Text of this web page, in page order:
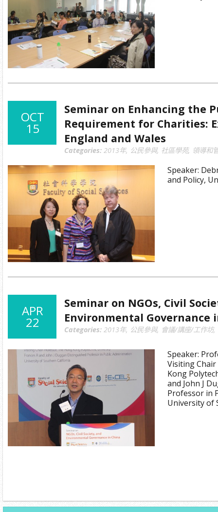
OCT
15
Seminar on Enhancing the
Requirement for Charities:
England and Wales
Categories: 2013年, 公民參與, 社區學苑, 領導和
Speaker:
and Policy,
APR
22
Seminar on NGOs, Civil
Environmental Governance
Categories: 2013年, 公民參與, 會議/講座/工作坊,
Speaker:
Visiting
Kong
and John J
Professor in
University of